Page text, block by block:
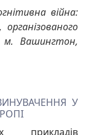
війна:
м. Вашингтон,
У
прикладів